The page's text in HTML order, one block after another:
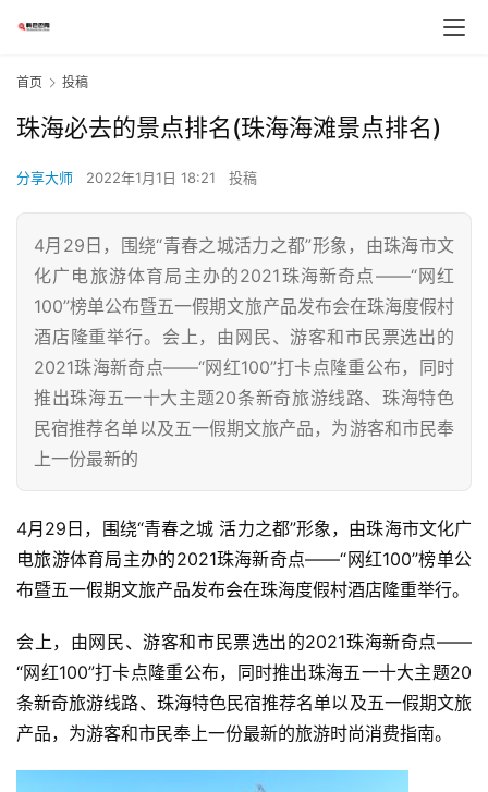
首页 投稿
珠海必去的景点排名(珠海海滩景点排名)
分享大师 2022年1月1日 18:21 投稿
4月29日，围绕“青春之城活力之都”形象，由珠海市文
化广电旅游体育局主办的2021珠海新奇点——“网红
100”榜单公布暨五一假期文旅产品发布会在珠海度假村
酒店隆重举行。会上，由网民、游客和市民票选出的
2021珠海新奇点——“网红100”打卡点隆重公布，同时
推出珠海五一十大主题20条新奇旅游线路、珠海特色
民宿推荐名单以及五一假期文旅产品，为游客和市民奉
上一份最新的
4月29日，围绕“青春之城 活力之都”形象，由珠海市文化广
电旅游体育局主办的2021珠海新奇点——“网红100”榜单公
布暨五一假期文旅产品发布会在珠海度假村酒店隆重举行。
会上，由网民、游客和市民票选出的2021珠海新奇点——
“网红100”打卡点隆重公布，同时推出珠海五一十大主题20
条新奇旅游线路、珠海特色民宿推荐名单以及五一假期文旅
产品，为游客和市民奉上一份最新的旅游时尚消费指南。